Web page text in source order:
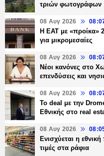
τριών φωτογράφων
08 Αυγ 2026
Η ΕΑΤ με «προίκα»
για μικρομεσαίες
08 Αυγ 2026
Νέοι κανόνες στο
επενδύσεις και
08 Αυγ 2026
Το deal με την
Εθνικής στο real
08 Αυγ 2026
Ενισχύεται η
τιμές στα ράφια